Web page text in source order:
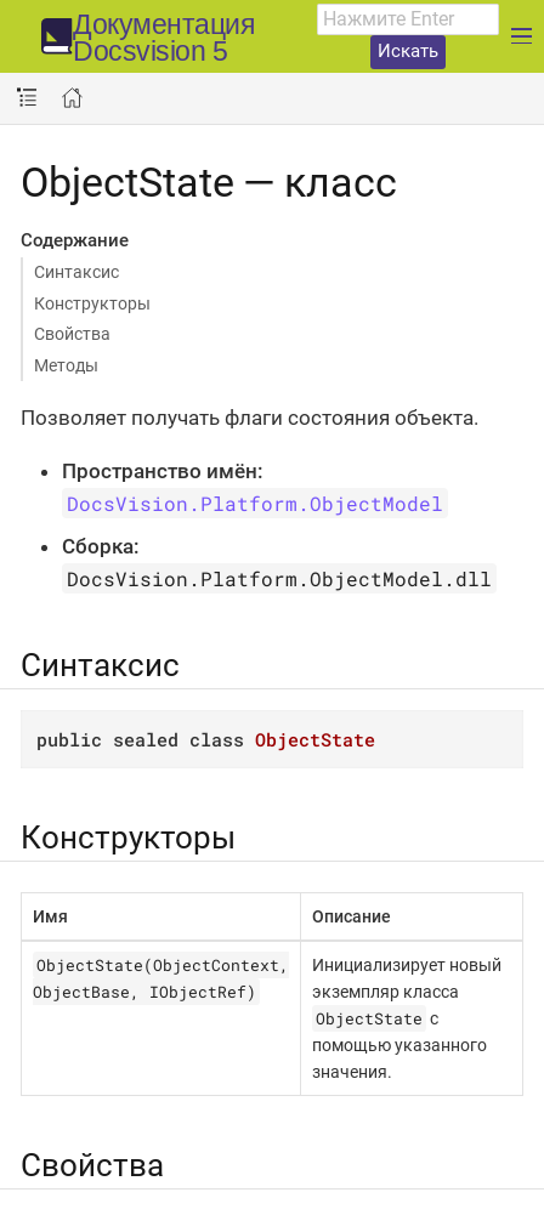
Документация
Docsvision 5
Искать
ObjectState — класс
Содержание
Синтаксис
Конструкторы
Свойства
Методы
Позволяет получать флаги состояния объекта.
Пространство имён:
DocsVision.Platform.ObjectModel
Сборка:
DocsVision.Platform.ObjectModel.dll
Синтаксис
public sealed class ObjectState
Конструкторы
Имя Описание
ObjectState(ObjectContext,
ObjectBase, IObjectRef)
Инициализирует новый
экземпляр класса
ObjectState с
помощью указанного
значения.
Свойства